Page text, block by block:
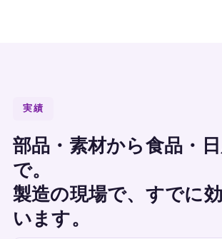
実績
部品・素材から食品・日
で。
製造の現場で、すでに
います。